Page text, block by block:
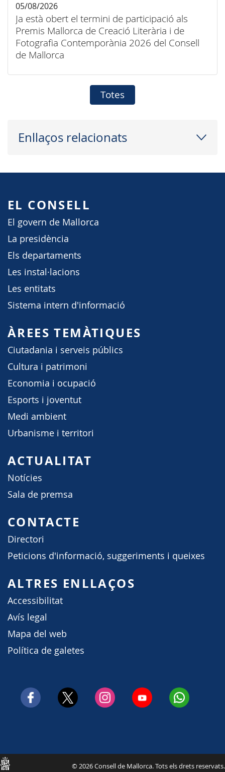
Ja està obert el termini de participació als
Premis Mallorca de Creació Literària i de
Fotografia Contemporània 2026 del Consell
de Mallorca
05/08/2026
Totes
Enllaços relacionats
EL CONSELL
El govern de Mallorca
La presidència
Els departaments
Les instal·lacions
Les entitats
Sistema intern d'informació
ÀREES TEMÀTIQUES
Ciutadania i serveis públics
Cultura i patrimoni
Economia i ocupació
Esports i joventut
Medi ambient
Urbanisme i territori
ACTUALITAT
Notícies
Sala de premsa
CONTACTE
Directori
Peticions d'informació, suggeriments i queixes
ALTRES ENLLAÇOS
Accessibilitat
Avís legal
Mapa del web
Política de galetes
Consell
© 2026 Consell de Mallorca. Tots els drets reservats.